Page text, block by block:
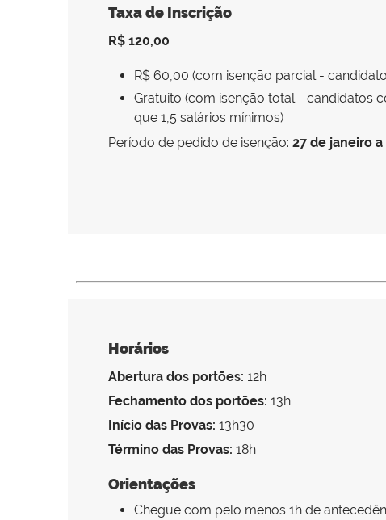
Taxa de Inscrição
R$ 120,00
R$ 60,00 (com isenção parcial -
Gratuito (com isenção total - candidatos
que 1,5 salários mínimos)
Período de pedido de isenção: 27 de janeiro
Horários
Abertura dos portões: 12h
Fechamento dos portões: 13h
Início das Provas: 13h30
Término das Provas: 18h
Orientações
Chegue com pelo menos 1h de